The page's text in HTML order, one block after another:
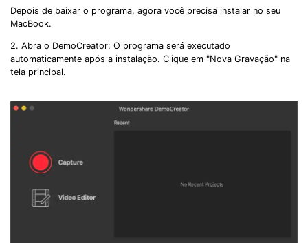
Depois de baixar o programa, agora você precisa instalar no seu
MacBook.
2. Abra o DemoCreator: O programa será executado
automaticamente após a instalação. Clique em "Nova Gravação" na
tela principal.